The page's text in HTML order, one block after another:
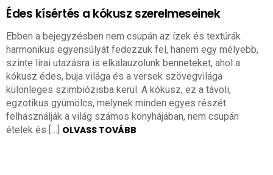
Édes kísértés a kókusz szerelmeseinek
Ebben a bejegyzésben nem csupán az ízek és textúrák
harmonikus egyensúlyát fedezzük fel, hanem egy mélyebb,
szinte lírai utazásra is elkalauzolunk benneteket, ahol a
kókusz édes, buja világa és a versek szövegvilága
különleges szimbiózisba kerül. A kókusz, ez a távoli,
egzotikus gyümölcs, melynek minden egyes részét
felhasználják a világ számos konyhájában, nem csupán
ételek és […] OLVASS TOVÁBB